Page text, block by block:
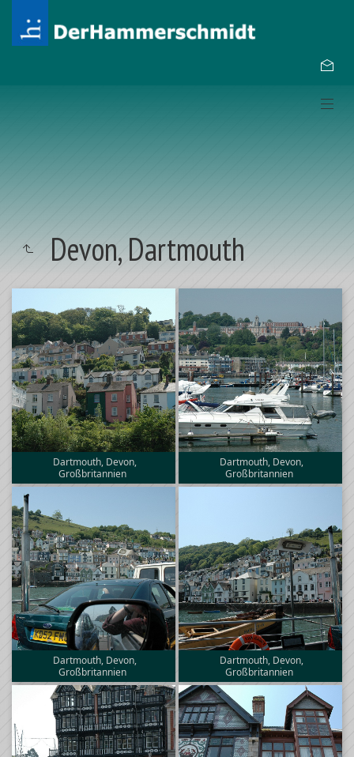
Devon, Dartmouth
Dartmouth, Devon,
Großbritannien
Dartmouth, Devon,
Großbritannien
Dartmouth, Devon,
Großbritannien
Dartmouth, Devon,
Großbritannien